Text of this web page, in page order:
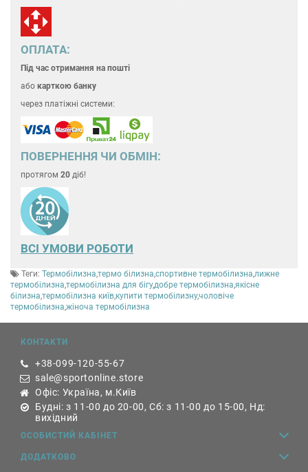
ОПЛАТА:
Під час отримання на пошті
або карткою банку
через платіжні системи:
ПОВЕРНЕННЯ ЧИ ОБМІН:
протягом 20 діб!
ВСІ УМОВИ РОБОТИ
Теги: Термобілизна,термо білизна,спортивне термобілизна,лижне
термобілизна,термобілизна для бігу,добре термобілизна,якісне
білизна,термобілизна київ,купити термобілизну,чоловіче
термобілизна,жіноча термобілизна
КОНТАКТИ
+38-099-120-55-67
sale@sportonline.store
Офіс: Україна, м.Київ
Будні: з 11-00 до 20-00, Сб: з 11-00 до 15-00, Нд:
вихідний
ОСОБИСТИЙ КАБІНЕТ
ДОДАТКОВО